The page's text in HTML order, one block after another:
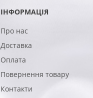
ІНФОРМАЦІЯ
Про нас
Доставка
Оплата
Повернення товару
Контакти